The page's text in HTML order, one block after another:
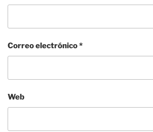
Correo electrónico*
Web